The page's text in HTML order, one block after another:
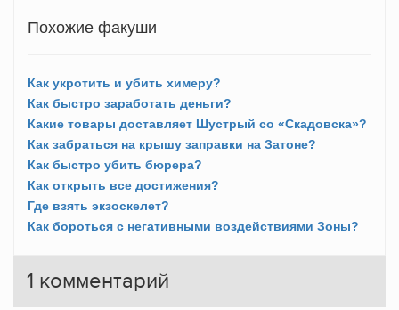
Похожие факуши
Как укротить и убить химеру?
Как быстро заработать деньги?
Какие товары доставляет Шустрый со «Скадовска»?
Как забраться на крышу заправки на Затоне?
Как быстро убить бюрера?
Как открыть все достижения?
Где взять экзоскелет?
Как бороться с негативными воздействиями Зоны?
1 комментарий